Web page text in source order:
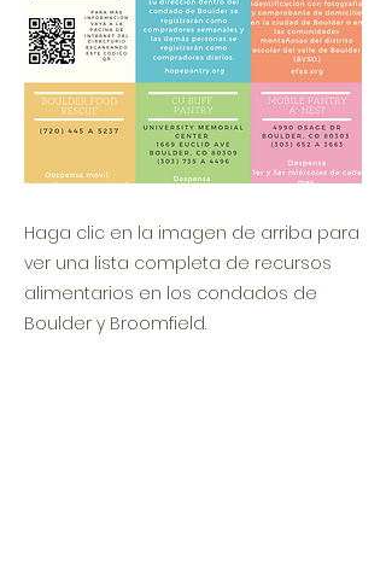
Haga clic en la imagen de arriba para
ver una lista completa de recursos
alimentarios en los condados de
Boulder y Broomfield.